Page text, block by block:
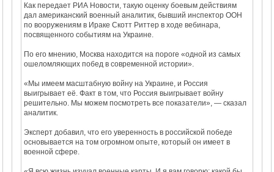
Как передает РИА Новости, такую оценку боевым действиям
дал американский военный аналитик, бывший инспектор ООН
по вооружениям в Ираке Скотт Риттер в ходе вебинара,
посвященного событиям на Украине.
По его мнению, Москва находится на пороге «одной из самых
ошеломляющих побед в современной истории».
«Мы имеем масштабную войну на Украине, и Россия
выигрывает её. Факт в том, что Россия выигрывает войну
решительно. Мы можем посмотреть все показатели», — сказал
аналитик.
Эксперт добавил, что его уверенность в российской победе
основывается на том огромном опыте, который он имеет в
военной сфере.